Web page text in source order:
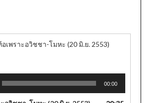
อเพราะอวิชชา-โมหะ (20 มิ.ย. 2553)
00:00